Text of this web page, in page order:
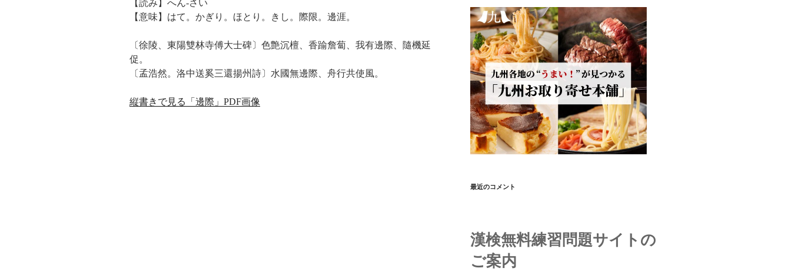
【読み】へん-さい
【意味】はて。かぎり。ほとり。きし。際限。邊涯。
〔徐陵、東陽雙林寺傅大士碑〕色艶沉檀、香踰詹蔔、我有邊際、隨機延
促。
〔孟浩然。洛中送奚三還揚州詩〕水國無邊際、舟行共使風。
縦書きで見る「邊際」PDF画像
最近のコメント
漢検無料練習問題サイトの
ご案内